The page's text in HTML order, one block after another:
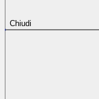
Chiudi